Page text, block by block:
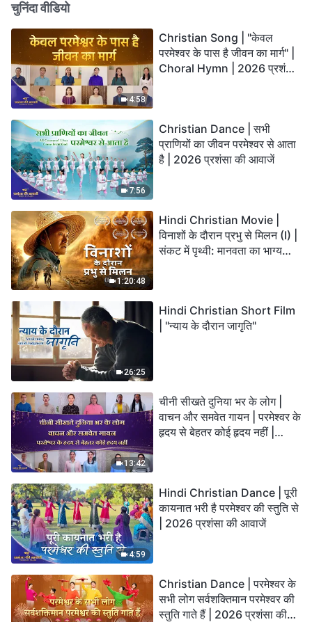
चुनिंदा वीडियो
4:58
Christian Song | "केवल
परमेश्वर के पास है जीवन का मार्ग" |
Choral Hymn | 2026 प्रशंसा
7:56
Christian Dance | सभी
प्राणियों का जीवन परमेश्वर से आता
है | 2026 प्रशंसा की आवाजें
1:20:48
Hindi Christian Movie |
विनाशों के दौरान प्रभु से मिलन (I) |
संकट में पृथ्वी: मानवता का भाग्य
26:25
Hindi Christian Short Film
| "न्याय के दौरान जागृति"
13:42
चीनी सीखते दुनिया भर के लोग |
वाचन और समवेत गायन | परमेश्वर के
हृदय से बेहतर कोई हृदय नहीं |
4:59
Hindi Christian Dance | पूरी
कायनात भरी है परमेश्वर की स्तुति से
| 2026 प्रशंसा की आवाजें
Christian Dance | परमेश्वर के
सभी लोग सर्वशक्तिमान परमेश्वर की
स्तुति गाते हैं | 2026 प्रशंसा की